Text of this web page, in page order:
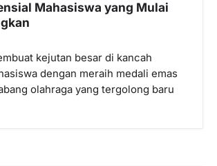
Mahasiswa yang Mulai
kejutan besar di kancah
dengan meraih medali emas
olahraga yang tergolong baru